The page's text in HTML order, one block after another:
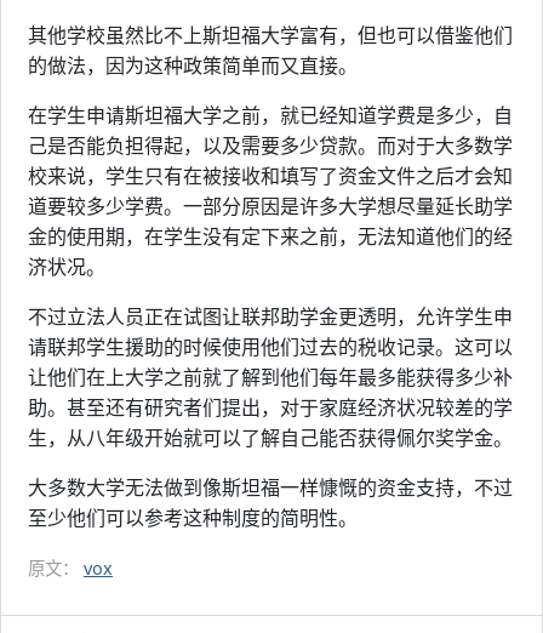
其他学校虽然比不上斯坦福大学富有，但也可以借鉴他们
的做法，因为这种政策简单而又直接。
在学生申请斯坦福大学之前，就已经知道学费是多少，自
己是否能负担得起，以及需要多少贷款。而对于大多数学
校来说，学生只有在被接收和填写了资金文件之后才会知
道要较多少学费。一部分原因是许多大学想尽量延长助学
金的使用期，在学生没有定下来之前，无法知道他们的经
济状况。
不过立法人员正在试图让联邦助学金更透明，允许学生申
请联邦学生援助的时候使用他们过去的税收记录。这可以
让他们在上大学之前就了解到他们每年最多能获得多少补
助。甚至还有研究者们提出，对于家庭经济状况较差的学
生，从八年级开始就可以了解自己能否获得佩尔奖学金。
大多数大学无法做到像斯坦福一样慷慨的资金支持，不过
至少他们可以参考这种制度的简明性。
原文： vox